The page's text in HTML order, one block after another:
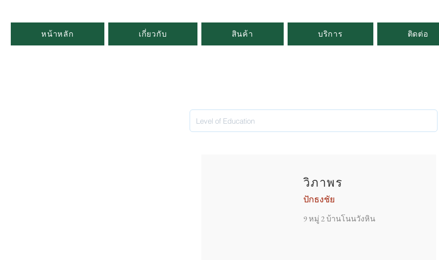
หน้าหลัก เกี่ยวกับ สินค้า บริการ ติดต่อ
วิภาพร
ปักธงชัย
9 หมู่ 2 บ้านโนนวังหิน